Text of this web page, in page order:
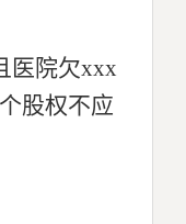
医院欠xxx
股权不应